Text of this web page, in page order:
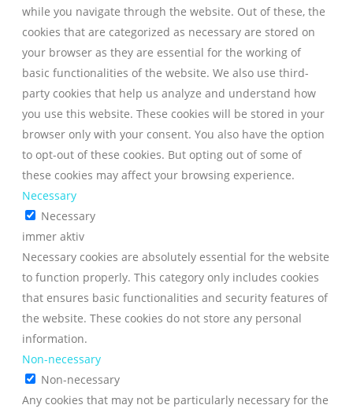
while you navigate through the website. Out of these, the
cookies that are categorized as necessary are stored on
your browser as they are essential for the working of
basic functionalities of the website. We also use third-
party cookies that help us analyze and understand how
you use this website. These cookies will be stored in your
browser only with your consent. You also have the option
to opt-out of these cookies. But opting out of some of
these cookies may affect your browsing experience.
Necessary
Necessary
immer aktiv
Necessary cookies are absolutely essential for the website
to function properly. This category only includes cookies
that ensures basic functionalities and security features of
the website. These cookies do not store any personal
information.
Non-necessary
Non-necessary
Any cookies that may not be particularly necessary for the